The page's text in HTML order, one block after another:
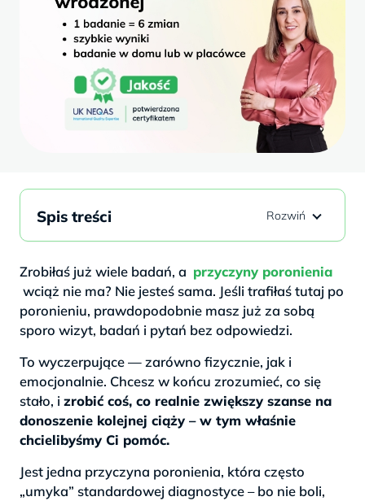
Zrobiłaś już wiele badań, a przyczyny poronienia
wciąż nie ma? Nie jesteś sama. Jeśli trafiłaś tutaj po
poronieniu, prawdopodobnie masz już za sobą
sporo wizyt, badań i pytań bez odpowiedzi.
To wyczerpujące — zarówno fizycznie, jak i
emocjonalnie. Chcesz w końcu zrozumieć, co się
stało, i zrobić coś, co realnie zwiększy szanse na
donoszenie kolejnej ciąży – w tym właśnie
chcielibyśmy Ci pomóc.
Jest jedna przyczyna poronienia, która często
„umyka” standardowej diagnostyce – bo nie boli,
Spis treści